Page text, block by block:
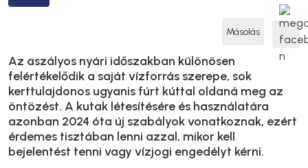
Másolás
Az aszályos nyári időszakban különösen
felértékelődik a saját vízforrás szerepe, sok
kerttulajdonos ugyanis fúrt kúttal oldaná meg az
öntözést. A kutak létesítésére és használatára
azonban 2024 óta új szabályok vonatkoznak, ezért
érdemes tisztában lenni azzal, mikor kell
bejelentést tenni vagy vízjogi engedélyt kérni.